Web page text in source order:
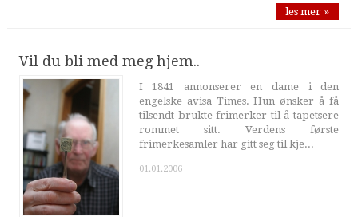
les mer »
Vil du bli med meg hjem..
I 1841 annonserer en dame i den
engelske avisa Times. Hun ønsker å få
tilsendt brukte frimerker til å tapetsere
rommet sitt. Verdens første
frimerkesamler har gitt seg til kje...
01.01.2006